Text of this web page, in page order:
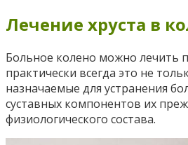
Лечение хруста в
Больное колено можно лечить
практически всегда это не
назначаемые для устранения
суставных компонентов их
физиологического состава.